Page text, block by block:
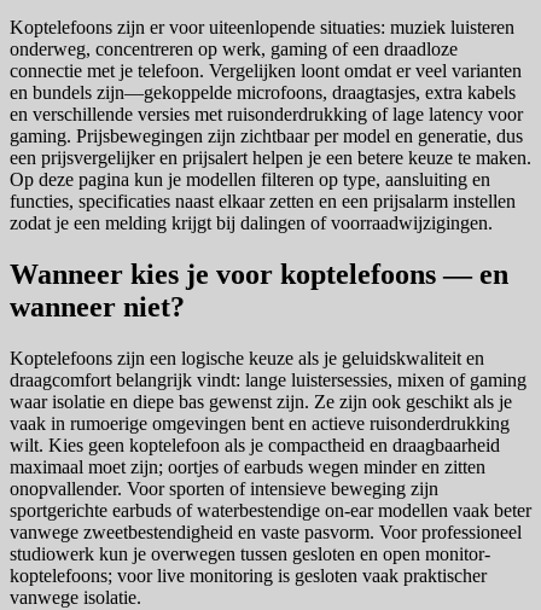
Koptelefoons zijn er voor uiteenlopende situaties: muziek luisteren
onderweg, concentreren op werk, gaming of een draadloze
connectie met je telefoon. Vergelijken loont omdat er veel varianten
en bundels zijn—gekoppelde microfoons, draagtasjes, extra kabels
en verschillende versies met ruisonderdrukking of lage latency voor
gaming. Prijsbewegingen zijn zichtbaar per model en generatie, dus
een prijsvergelijker en prijsalert helpen je een betere keuze te maken.
Op deze pagina kun je modellen filteren op type, aansluiting en
functies, specificaties naast elkaar zetten en een prijsalarm instellen
zodat je een melding krijgt bij dalingen of voorraadwijzigingen.
Wanneer kies je voor koptelefoons — en
wanneer niet?
Koptelefoons zijn een logische keuze als je geluidskwaliteit en
draagcomfort belangrijk vindt: lange luistersessies, mixen of gaming
waar isolatie en diepe bas gewenst zijn. Ze zijn ook geschikt als je
vaak in rumoerige omgevingen bent en actieve ruisonderdrukking
wilt. Kies geen koptelefoon als je compactheid en draagbaarheid
maximaal moet zijn; oortjes of earbuds wegen minder en zitten
onopvallender. Voor sporten of intensieve beweging zijn
sportgerichte earbuds of waterbestendige on-ear modellen vaak beter
vanwege zweetbestendigheid en vaste pasvorm. Voor professioneel
studiowerk kun je overwegen tussen gesloten en open monitor-
koptelefoons; voor live monitoring is gesloten vaak praktischer
vanwege isolatie.